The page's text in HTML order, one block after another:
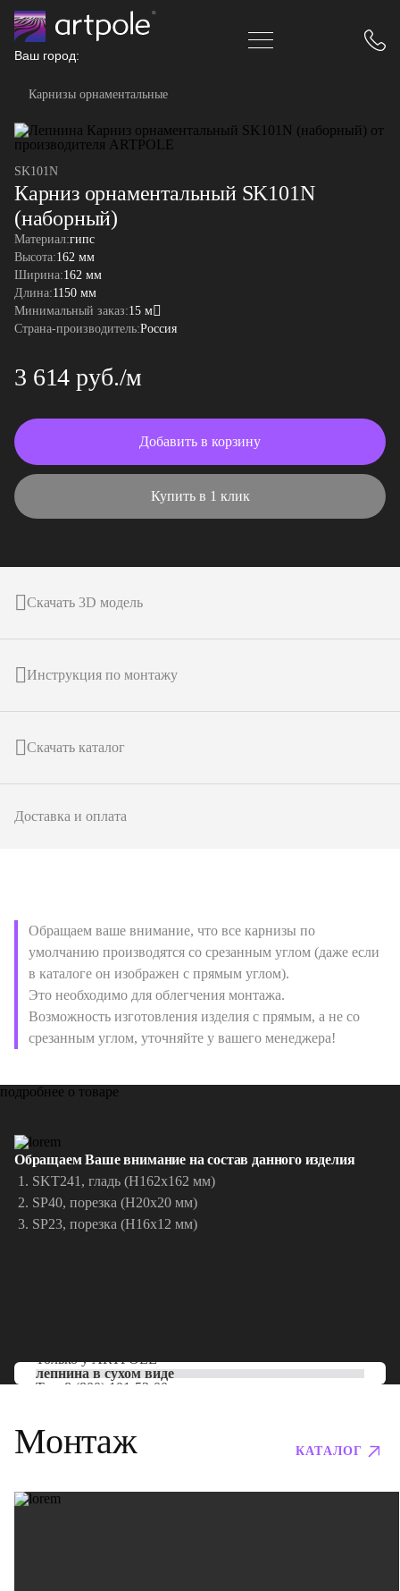
Ваш город:
Карнизы орнаментальные
SK101N
Карниз орнаментальный SK101N
(наборный)
Материал:гипс
Высота:162 мм
Ширина:162 мм
Длина:1150 мм
Минимальный заказ:15 м
Страна-производитель:Россия
3 614 руб./м
Добавить в корзину
Купить в 1 клик
Скачать 3D модель
Инструкция по монтажу
Скачать каталог
Доставка и оплата
Обращаем ваше внимание, что все карнизы по
умолчанию производятся со срезанным углом (даже если
в каталоге он изображен с прямым углом).
Это необходимо для облегчения монтажа.
Возможность изготовления изделия с прямым, а не со
срезанным углом, уточняйте у вашего менеджера!
подробнее о товаре
Обращаем Ваше внимание на состав данного изделия
SKT241, гладь (H162х162 мм)
SP40, порезка (Н20х20 мм)
SP23, порезка (Н16х12 мм)
Только уARTPOLE
лепнина в сухом виде
Тел: 8 (800) 101-53-00
Монтаж КАТАЛОГ